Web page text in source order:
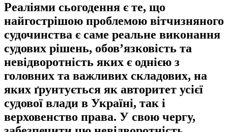
Реаліями сьогодення є те, що
найгострішою проблемою вітчизняного
судочинства є саме реальне виконання
судових рішень, обов’язковість та
невідворотність яких є однією з
головних та важливих складових, на
яких ґрунтується як авторитет усієї
судової влади в Україні, так і
верховенство права. У свою чергу,